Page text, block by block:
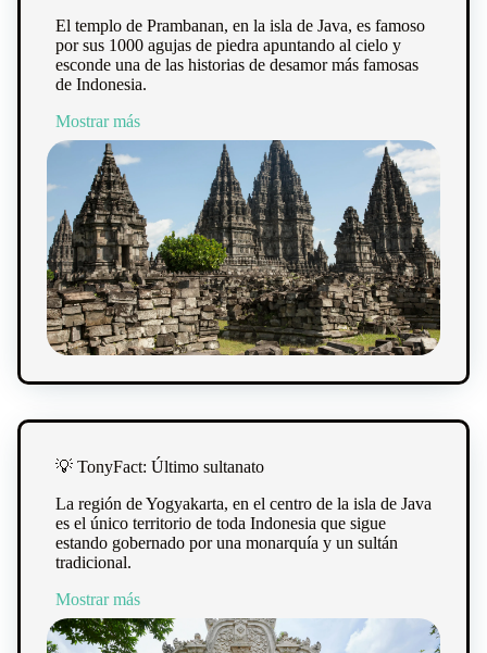
El templo de Prambanan, en la isla de Java, es famoso
por sus 1000 agujas de piedra apuntando al cielo y
esconde una de las historias de desamor más famosas
de Indonesia.
Mostrar más
💡 TonyFact: Último sultanato
La región de Yogyakarta, en el centro de la isla de Java
es el único territorio de toda Indonesia que sigue
estando gobernado por una monarquía y un sultán
tradicional.
Mostrar más